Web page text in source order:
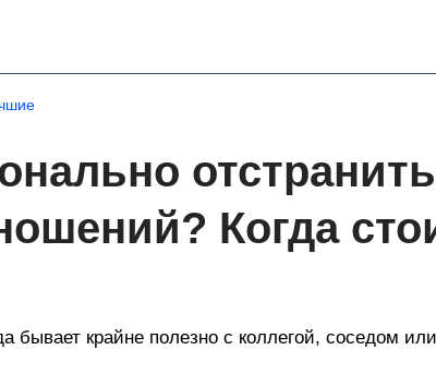
Когда
бывает крайне полезно с коллегой, соседом